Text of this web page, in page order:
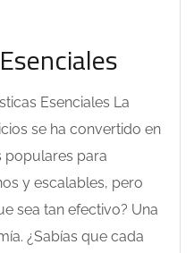
Esenciales La
se ha convertido en
populares para
y escalables, pero
sea tan efectivo? Una
¿Sabías que cada